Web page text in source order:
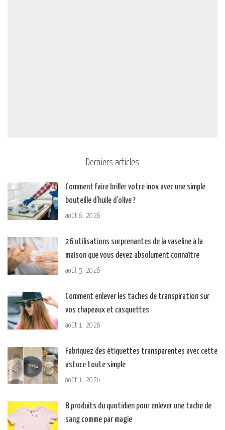
Derniers articles
Comment faire briller votre inox avec une simple
bouteille d’huile d’olive ?
août 6, 2026
26 utilisations surprenantes de la vaseline à la
maison que vous devez absolument connaître
août 5, 2026
Comment enlever les taches de transpiration sur
vos chapeaux et casquettes
août 1, 2026
Fabriquez des étiquettes transparentes avec cette
astuce toute simple
août 1, 2026
8 produits du quotidien pour enlever une tache de
sang comme par magie